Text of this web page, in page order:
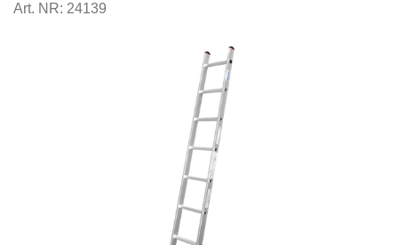
Art. NR: 24139